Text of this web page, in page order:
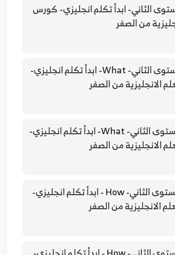
1 المستوى الثاني- ابدأ تكلم انجليزي- كورس
من الصفر
02.الحلقة 2 المستوى الثاني- What- ابدأ تكلم انجليزي-
الانجليزية من الصفر
03.الحلقة 3 المستوى الثاني- What- ابدأ تكلم انجليزي-
الانجليزية من الصفر
04.الحلقة 4 المستوى الثاني- How - ابدأ تكلم انجليزي-
الانجليزية من الصفر